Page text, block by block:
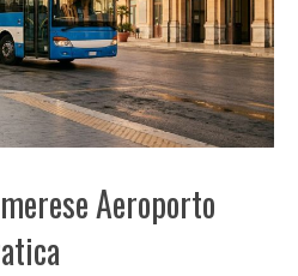
Aeroporto